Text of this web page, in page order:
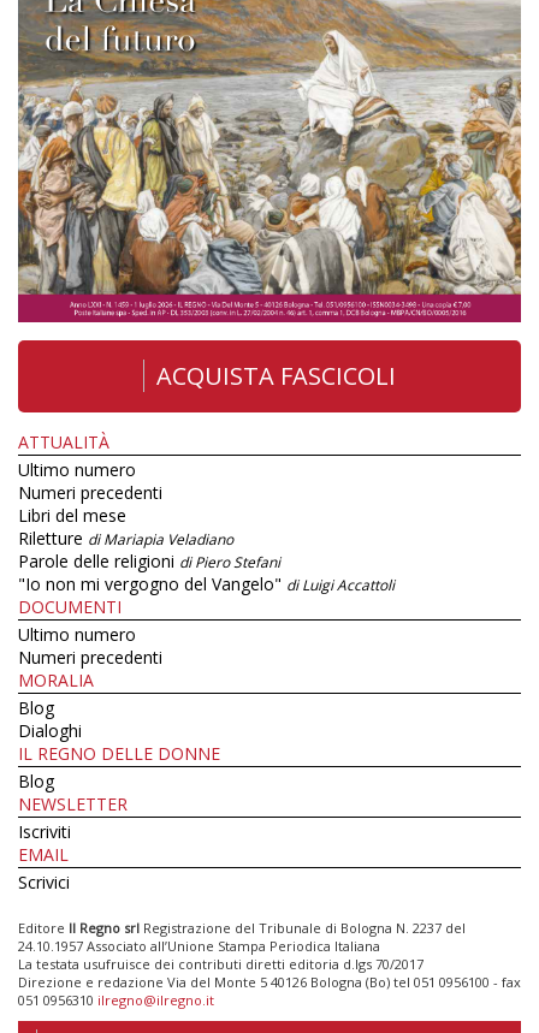
ACQUISTA FASCICOLI
ATTUALITÀ
Ultimo numero
Numeri precedenti
Libri del mese
Riletture di Mariapia Veladiano
Parole delle religioni di Piero Stefani
"Io non mi vergogno del Vangelo" di Luigi Accattoli
DOCUMENTI
Ultimo numero
Numeri precedenti
MORALIA
Blog
Dialoghi
IL REGNO DELLE DONNE
Blog
NEWSLETTER
Iscriviti
EMAIL
Scrivici
Editore Il Regno srl Registrazione del Tribunale di Bologna N. 2237 del
24.10.1957 Associato all’Unione Stampa Periodica Italiana
La testata usufruisce dei contributi diretti editoria d.lgs 70/2017
Direzione e redazione Via del Monte 5 40126 Bologna (Bo) tel 051 0956100 - fax
051 0956310 ilregno@ilregno.it